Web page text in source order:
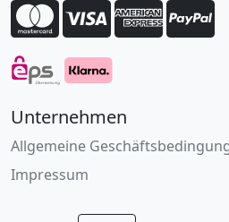
Unternehmen
Allgemeine
Impressum